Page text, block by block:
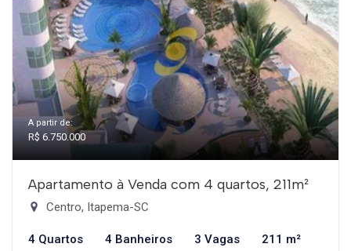
A partir de:
R$ 6.750.000
Apartamento à Venda com 4 quartos, 211m²
Centro, Itapema-SC
4 Quartos 4 Banheiros 3 Vagas 211 m²